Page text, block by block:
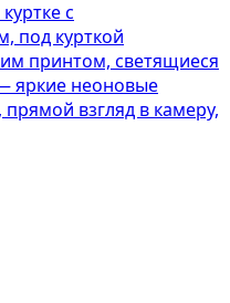
с
под курткой
принтом, светящиеся
яркие неоновые
взгляд в камеру,